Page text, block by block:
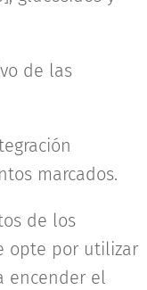
de las
marcados.
de los
opte por utilizar
encender el